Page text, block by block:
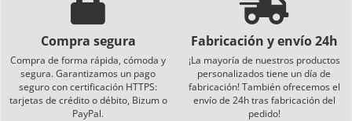
Compra segura
Compra de forma rápida, cómoda y
segura. Garantizamos un pago
seguro con certificación HTTPS:
tarjetas de crédito o débito, Bizum o
PayPal.
Fabricación y envío 24h
¡La mayoría de nuestros productos
personalizados tiene un día de
fabricación! También ofrecemos el
envío de 24h tras fabricación del
pedido!